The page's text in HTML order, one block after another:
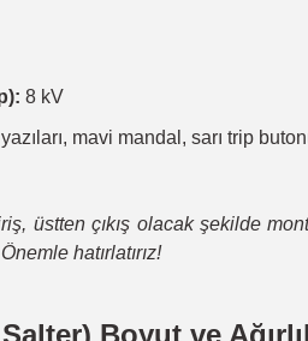
8 kV
mavi mandal, sarı trip
üstten çıkış olacak şekilde
hatırlatırız!
Boyut ve